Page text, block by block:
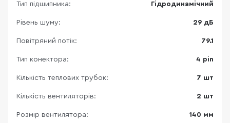
Тип підшипника: Гідродинамічний
Рівень шуму: 29 дБ
Повітряний потік: 79.1
Тип конектора: 4 pin
Кількість теплових трубок: 7 шт
Кількість вентиляторів: 2 шт
Розмір вентилятора: 140 мм